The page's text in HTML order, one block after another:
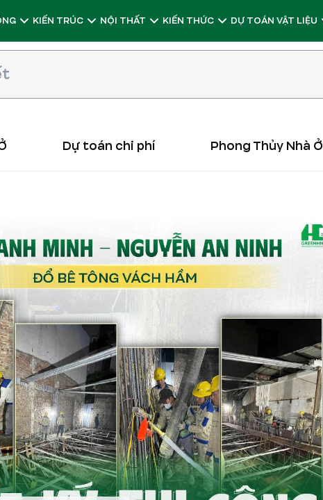
KIẾN TRÚC NỘI THẤT KIẾN THỨC DỰ TOÁN VẬT LIỆU
Dự toán chi phí Phong Thủy Nhà Ở